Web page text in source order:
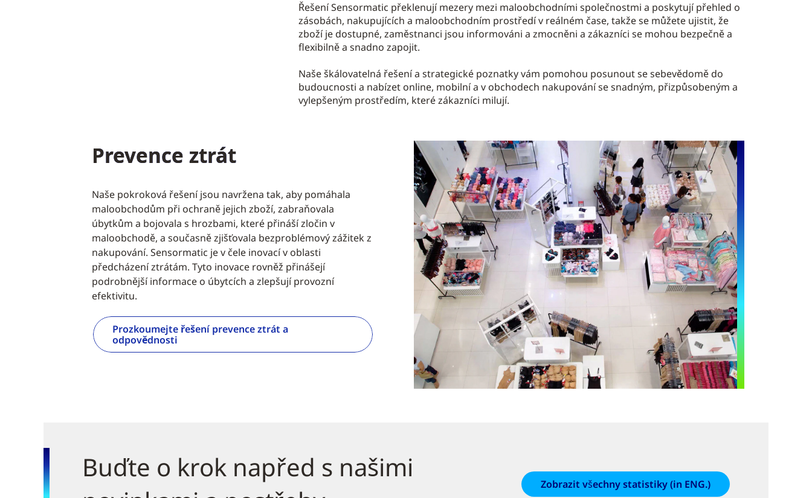
Řešení Sensormatic překlenují mezery mezi maloobchodními společnostmi a poskytují přehled o
zásobách, nakupujících a maloobchodním prostředí v reálném čase, takže se můžete ujistit, že
zboží je dostupné, zaměstnanci jsou informováni a zmocněni a zákazníci se mohou bezpečně a
flexibilně a snadno zapojit.
Naše škálovatelná řešení a strategické poznatky vám pomohou posunout se sebevědomě do
budoucnosti a nabízet online, mobilní a v obchodech nakupování se snadným, přizpůsobeným a
vylepšeným prostředím, které zákazníci milují.
Prevence ztrát
Naše pokroková řešení jsou navržena tak, aby pomáhala
maloobchodům při ochraně jejich zboží, zabraňovala
úbytkům a bojovala s hrozbami, které přináší zločin v
maloobchodě, a současně zjišťovala bezproblémový zážitek z
nakupování. Sensormatic je v čele inovací v oblasti
předcházení ztrátám. Tyto inovace rovněž přinášejí
podrobnější informace o úbytcích a zlepšují provozní
efektivitu.
Prozkoumejte řešení prevence ztrát a
odpovědnosti
Buďte o krok napřed s našimi
Zobrazit všechny statistiky (in ENG.)